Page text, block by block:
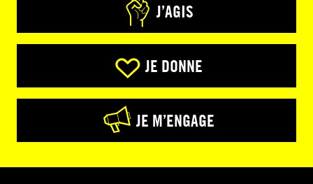
J’AGIS
JE DONNE
JE M’ENGAGE